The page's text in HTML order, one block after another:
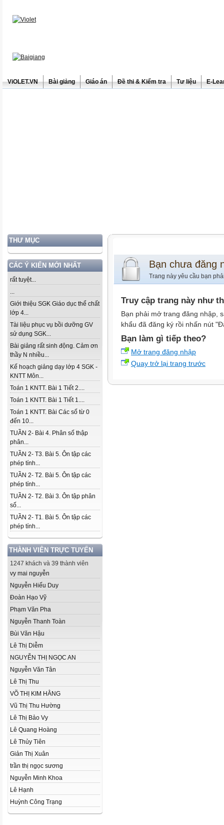
ViOLET.VN Bài giảng Giáo án Đề thi & Kiểm tra Tư liệu E-
THƯ MỤC
CÁC Ý KIẾN MỚI NHẤT
rất tuyệt...
...
Giới thiệu SGK Giáo dục thể chất
lớp 4...
Tài liệu phục vụ bồi dưỡng GV
sử dụng SGK...
Bài giảng rất sinh động. Cảm ơn
thầy N nhiều...
Kế hoạch giảng dạy lớp 4 SGK -
KNTT Môn...
Toán 1 KNTT. Bài 1 Tiết 2....
Toán 1 KNTT. Bài 1 Tiết 1....
Toán 1 KNTT. Bài Các số từ 0
đến 10...
TUẦN 2- Bài 4. Phân số thập
phân...
TUẦN 2- T3. Bài 5. Ôn tập các
phép tính...
TUẦN 2- T2. Bài 5. Ôn tập các
phép tính...
TUẦN 2- T2. Bài 3. Ôn tập phân
số...
TUẦN 2- T1. Bài 5. Ôn tập các
phép tính...
THÀNH VIÊN TRỰC TUYẾN
1247 khách và 39 thành viên
vy mai nguyễn
Nguyễn Hiếu Duy
Đoàn Hạo Vỹ
Phạm Văn Pha
Nguyễn Thanh Toàn
Bùi Văn Hậu
Lê Thị Diễm
NGUYỄN THỊ NGỌC AN
Nguyễn Văn Tân
Lê Thị Thu
VÕ THỊ KIM HẰNG
Vũ Thị Thu Hường
Lê Thị Bảo Vy
Lê Quang Hoàng
Lê Thủy Tiên
Giản Thị Xuân
trần thị ngọc sương
Nguyễn Minh Khoa
Lê Hạnh
Huỳnh Công Trạng
Bạn chưa đăng
Trang này yêu cầu bạn
Truy cập trang này như
Bạn phải mở trang đăng nhập,
khẩu đã đăng ký rồi nhấn nút
Bạn làm gì tiếp theo?
Mở trang đăng nhập
Quay trở lại trang trước